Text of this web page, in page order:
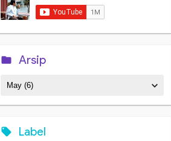
Arsip
Label